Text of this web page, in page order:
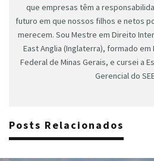
que empresas têm a
futuro em que nossos filhos e netos
merecem. Sou Mestre em Direito
East Anglia (Inglaterra), formado
Federal de Minas Gerais, e cursei a
Gerencial do
Posts Relacionados